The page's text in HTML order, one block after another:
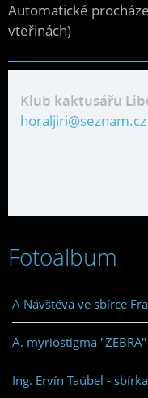
Automatické
vteřinách)
Klub kaktusářu
horaljiri@seznam.cz
Fotoalbum
A Návštěva ve sbírce
A. myriostigma
Ing. Ervín Taübel - sbírka